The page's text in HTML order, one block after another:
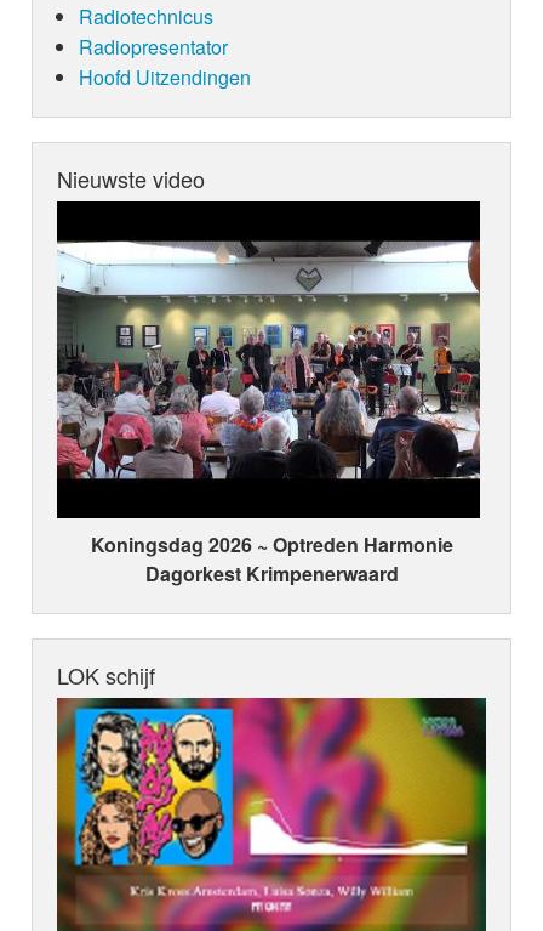
Radiotechnicus
Radiopresentator
Hoofd Uitzendingen
Nieuwste video
Koningsdag 2026 ~ Optreden Harmonie
Dagorkest Krimpenerwaard
LOK schijf